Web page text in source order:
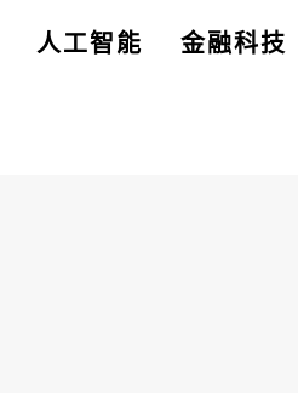
人工智能 金融科技